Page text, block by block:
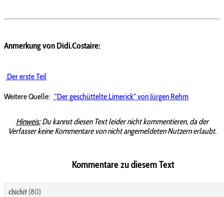
Anmerkung von Didi.Costaire:
Der erste Teil
Weitere Quelle: "Der geschüttelte Limerick" von Jürgen Rehm
Hinweis:Du kannst diesen Text leider nicht kommentieren, da der
Verfasser keine Kommentare von nicht angemeldeten Nutzern erlaubt.
Kommentare zu diesem Text
chichi† (80)